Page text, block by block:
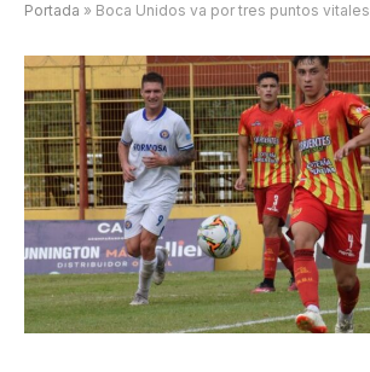
Portada » Boca Unidos va por tres puntos vitales